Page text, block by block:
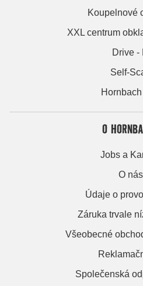
Koupelnové
XXL centrum
Drive -
Self-
O
Jobs a
O nás
Údaje o
Záruka trvale
Všeobecné
Společenská